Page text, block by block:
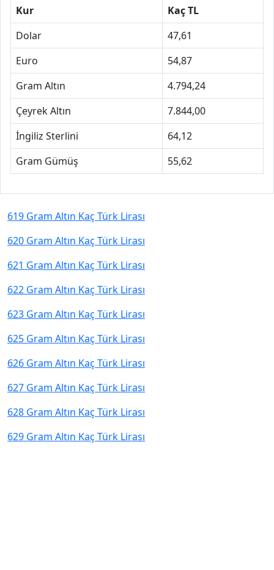
Kur
Kaç TL
Dolar
47,61
Euro
54,87
Gram Altın
4.794,24
Çeyrek Altın
7.844,00
İngiliz Sterlini
64,12
Gram Gümüş
55,62
619 Gram Altın Kaç Türk Lirası
620 Gram Altın Kaç Türk Lirası
621 Gram Altın Kaç Türk Lirası
622 Gram Altın Kaç Türk Lirası
623 Gram Altın Kaç Türk Lirası
625 Gram Altın Kaç Türk Lirası
626 Gram Altın Kaç Türk Lirası
627 Gram Altın Kaç Türk Lirası
628 Gram Altın Kaç Türk Lirası
629 Gram Altın Kaç Türk Lirası